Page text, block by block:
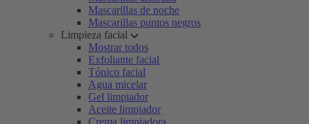
Mascarillas de noche
Mascarillas puntos negros
Limpieza facial
Mostrar todos
Exfoliante facial
Tónico facial
Agua micelar
Gel limpiador
Aceite limpiador
Crema limpiadora